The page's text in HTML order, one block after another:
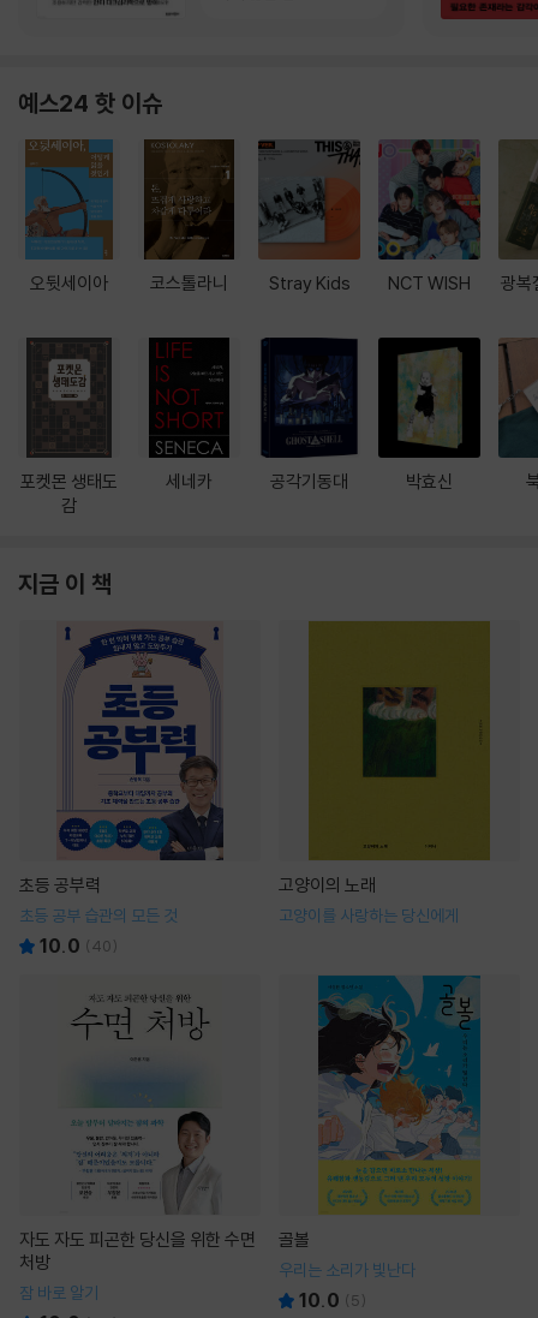
예스24 핫 이슈
오뒷세이아
포켓몬 생태도
감
코스톨라니
세네카
Stray Kids
공각기동대
NCT WISH
박효신
광복
지금 이 책
초등 공부력
초등 공부 습관의 모든 것
10.0 (40)
고양이의 노래
고양이를 사랑하는 당신에게
자도 자도 피곤한 당신을 위한 수면
처방
잠 바로 알기
골볼
우리는 소리가 빛난다
10.0 (5)